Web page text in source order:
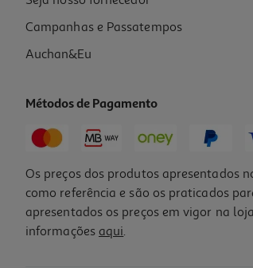
Campanhas e Passatempos
Auchan&Eu
Métodos de Pagamento
Os preços dos produtos apresentados
como referência e são os praticados
apresentados os preços em vigor na
informações aqui.